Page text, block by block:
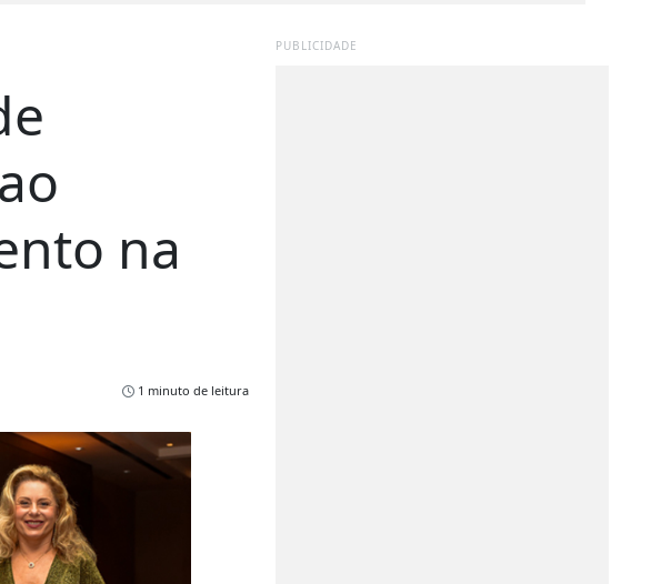
na
1 minuto de leitura
PUBLICIDADE